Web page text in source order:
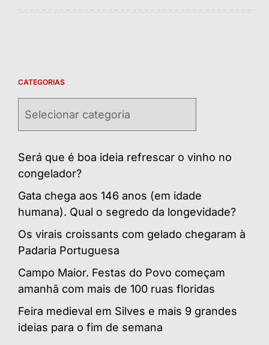
CATEGORIAS
Será que é boa ideia refrescar o vinho no
congelador?
Gata chega aos 146 anos (em idade
humana). Qual o segredo da longevidade?
Os virais croissants com gelado chegaram à
Padaria Portuguesa
Campo Maior. Festas do Povo começam
amanhã com mais de 100 ruas floridas
Feira medieval em Silves e mais 9 grandes
ideias para o fim de semana